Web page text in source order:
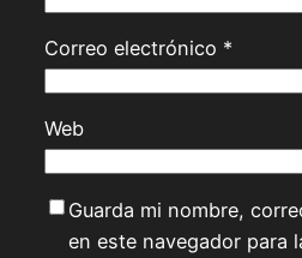
Correo electrónico *
Web
Guarda mi nombre,
en este navegador para